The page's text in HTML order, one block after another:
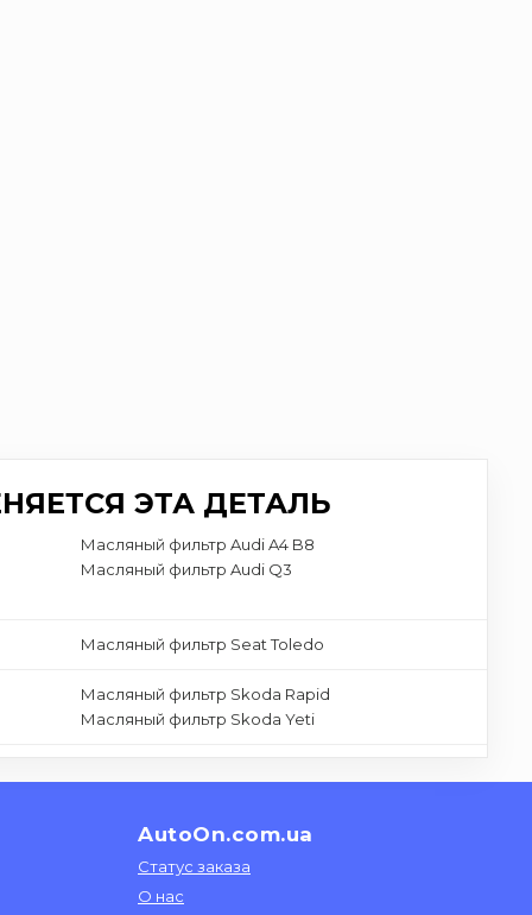
ЭТА ДЕТАЛЬ
Масляный фильтр Audi A4 B8
Масляный фильтр Audi Q3
Масляный фильтр Seat Toledo
Масляный фильтр Skoda Rapid
Масляный фильтр Skoda Yeti
AutoOn.com.ua
Статус заказа
О нас